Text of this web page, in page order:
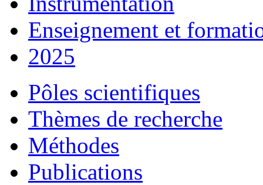
Enseignement et
2025
Pôles scientifiques
Thèmes de recherche
Méthodes
Publications